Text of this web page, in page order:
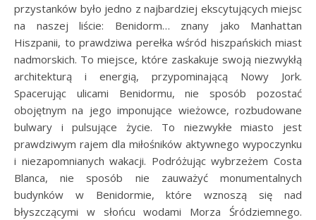
przystanków było jedno z najbardziej ekscytujących miejsc
na naszej liście: Benidorm… znany jako Manhattan
Hiszpanii, to prawdziwa perełka wśród hiszpańskich miast
nadmorskich. To miejsce, które zaskakuje swoją niezwykłą
architekturą i energią, przypominającą Nowy Jork.
Spacerując ulicami Benidormu, nie sposób pozostać
obojętnym na jego imponujące wieżowce, rozbudowane
bulwary i pulsujące życie. To niezwykłe miasto jest
prawdziwym rajem dla miłośników aktywnego wypoczynku
i niezapomnianych wakacji. Podróżując wybrzeżem Costa
Blanca, nie sposób nie zauważyć monumentalnych
budynków w Benidormie, które wznoszą się nad
błyszczącymi w słońcu wodami Morza Śródziemnego.